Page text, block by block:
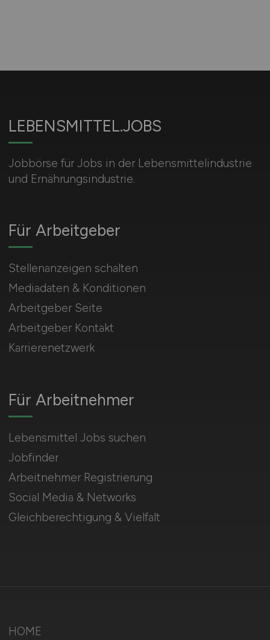
LEBENSMITTEL.JOBS
Jobbörse für Jobs in der Lebensmittelindustrie
und Ernährungsindustrie.
Für Arbeitnehmer
Lebensmittel Jobs suchen
Jobfinder
Arbeitnehmer Registrierung
Social Media & Networks
Gleichberechtigung & Vielfalt
Für Arbeitgeber
Stellenanzeigen schalten
Mediadaten & Konditionen
Arbeitgeber Seite
Arbeitgeber Kontakt
Karrierenetzwerk
HOME